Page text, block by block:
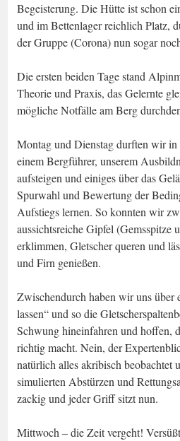
Begeisterung. Die Hütte ist schon
und im Bettenlager reichlich Platz,
der Gruppe (Corona) nun sogar
Die ersten beiden Tage stand
Theorie und Praxis, das Gelernte
mögliche Notfälle am Berg
Montag und Dienstag durften wir
einem Bergführer, unserem
aufsteigen und einiges über das
Spurwahl und Bewertung der
Aufstiegs lernen. So konnten wir
aussichtsreiche Gipfel (Gemsspitze
erklimmen, Gletscher queren und
und Firn genießen.
Zwischendurch haben wir uns über
lassen“ und so die
Schwung hineinfahren und hoffen,
richtig macht. Nein, der
natürlich alles akribisch beobachtet
simulierten Abstürzen und
zackig und jeder Griff sitzt nun.
Mittwoch – die Zeit vergeht!